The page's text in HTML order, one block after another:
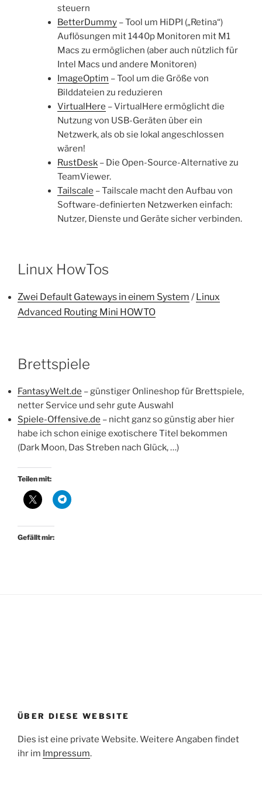
steuern
BetterDummy– Tool um HiDPI („Retina“)
Auflösungen mit 1440p Monitoren mit M1
Macs zu ermöglichen (aber auch nützlich für
Intel Macs und andere Monitoren)
ImageOptim – Tool um die Größe von
Bilddateien zu reduzieren
VirtualHere – VirtualHere ermöglicht die
Nutzung von USB-Geräten über ein
Netzwerk, als ob sie lokal angeschlossen
wären!
RustDesk– Die Open-Source-Alternative zu
TeamViewer.
Tailscale – Tailscale macht den Aufbau von
Software-definierten Netzwerken einfach:
Nutzer, Dienste und Geräte sicher verbinden.
Linux HowTos
Zwei Default Gateways in einem System /Linux
Advanced Routing Mini HOWTO
Brettspiele
FantasyWelt.de – günstiger Onlineshop für Brettspiele,
netter Service und sehr gute Auswahl
Spiele-Offensive.de – nicht ganz so günstig aber hier
habe ich schon einige exotischere Titel bekommen
(Dark Moon, Das Streben nach Glück, …)
Teilen mit:
Gefällt mir:
ÜBER DIESE WEBSITE
Dies ist eine private Website. Weitere Angaben findet
ihr im Impressum.